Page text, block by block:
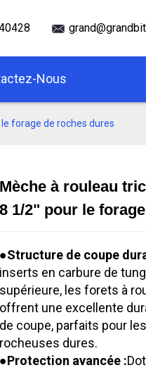
Nous
forage de roches dures
Loading...
Loading...
Mèche à rouleau
8 1/2" pour le
●Structure de coupe
inserts en carbure de
supérieure, les forets à
offrent une excellente
de coupe, parfaits pour
rocheuses dures.
●Protection avancée :